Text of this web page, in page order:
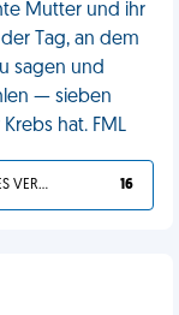
Mutter und ihr
Tag, an dem
sagen und
— sieben
hat. FML
DU HAST ES VERDIENT 16